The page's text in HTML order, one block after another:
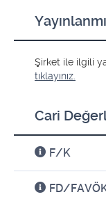
Şirket ile ilgili
tıklayınız.
Cari
F/K
FD/